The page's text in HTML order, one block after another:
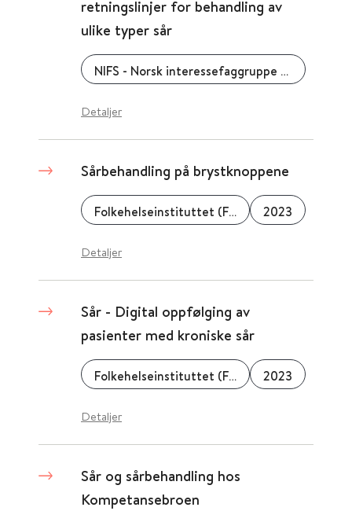
retningslinjer for behandling av
ulike typer sår
NIFS - Norsk interessefaggruppe for sårheling
Detaljer
Sårbehandling på brystknoppene
Folkehelseinstituttet (FHI) 2023
Detaljer
Sår - Digital oppfølging av
pasienter med kroniske sår
Folkehelseinstituttet (FHI) 2023
Detaljer
Sår og sårbehandling hos
Kompetansebroen